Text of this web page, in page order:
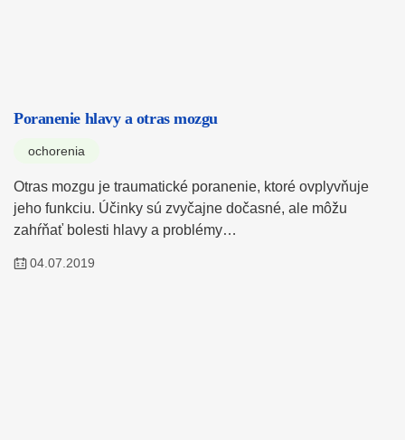
Poranenie hlavy a otras mozgu
ochorenia
Otras mozgu je traumatické poranenie, ktoré ovplyvňuje
jeho funkciu. Účinky sú zvyčajne dočasné, ale môžu
zahŕňať bolesti hlavy a problémy…
04.07.2019